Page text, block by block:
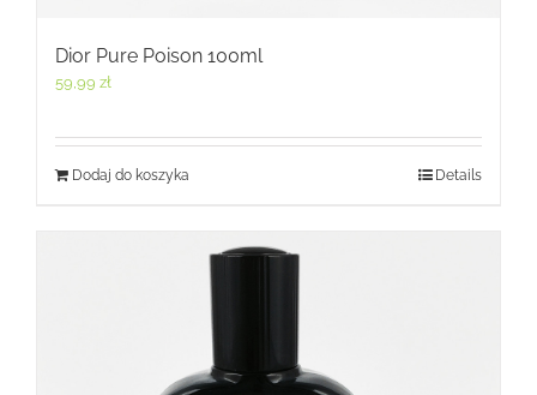
Dior Pure Poison 100ml
59,99 zł
Dodaj do koszyka Details